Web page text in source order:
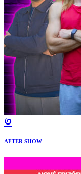
AFTER SHOW